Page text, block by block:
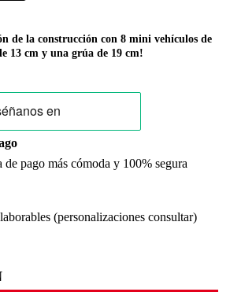
de la construcción con 8 mini vehículos de
13 cm y una grúa de 19 cm!
pago más cómoda y 100% segura
(personalizaciones consultar)